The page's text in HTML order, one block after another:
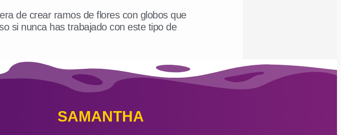
de crear ramos de flores con globos que
si nunca has trabajado con este tipo de
SAMANTHA